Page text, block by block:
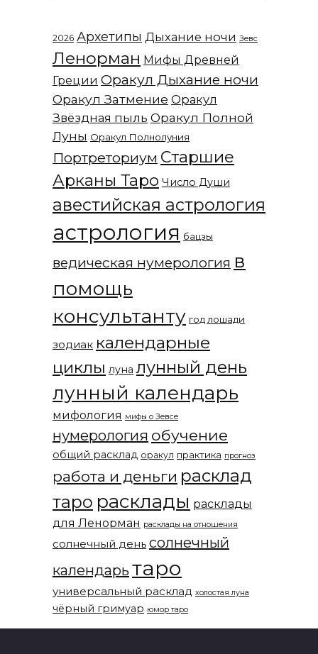
2026 Архетипы Дыхание ночи Зевс
Ленорман Мифы Древней
Греции Оракул Дыхание ночи
Оракул Затмение Оракул
Звёздная пыль Оракул Полной
Луны Оракул Полнолуния
Портреториум Старшие
Арканы Таро Число Души
авестийская астрология
астрология бацзы
ведическая нумерология в
помощь
консультанту год лошади
зодиак календарные
циклы луна лунный день
лунный календарь
мифология мифы о Зевсе
нумерология обучение
общий расклад оракул практика прогноз
работа и деньги расклад
таро расклады расклады
для Ленорман расклады на отношения
солнечный день солнечный
календарьтаро
универсальный расклад холостая луна
чёрный гримуар юмор таро